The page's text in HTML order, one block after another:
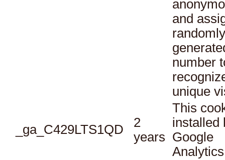
and
randomly
number
unique
_ga_C429LTS1QD
2
years
This
installed
Google